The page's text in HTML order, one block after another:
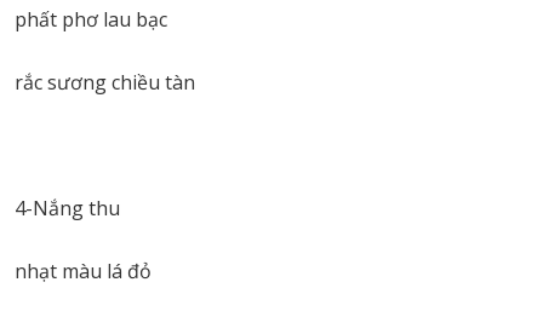
phất phơ lau bạc
rắc sương chiều tàn
4-Nắng thu
nhạt màu lá đỏ